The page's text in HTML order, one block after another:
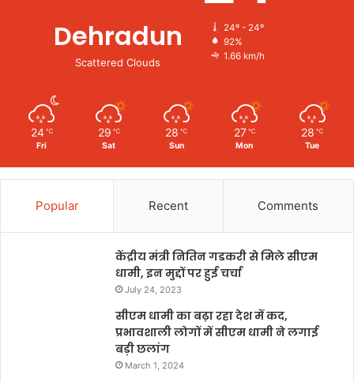
Dehradun
Scattered Clouds
24º - 24º
92%
1.66 km/h
24 ℃
Fri
29 ℃
Sat
28 ℃
Sun
27 ℃
Mon
28 ℃
Tue
Popular Recent Comments
केंद्रीय मंत्री नितिन गडकरी से मिले सीएम
धामी, इन मुद्दों पर हुई चर्चा
July 24, 2023
सीएम धामी का बढ़ा रहा देश में कद,
प्रभावशाली लोगों में सीएम धामी ने लगाई
बड़ी छलांग
March 1, 2024